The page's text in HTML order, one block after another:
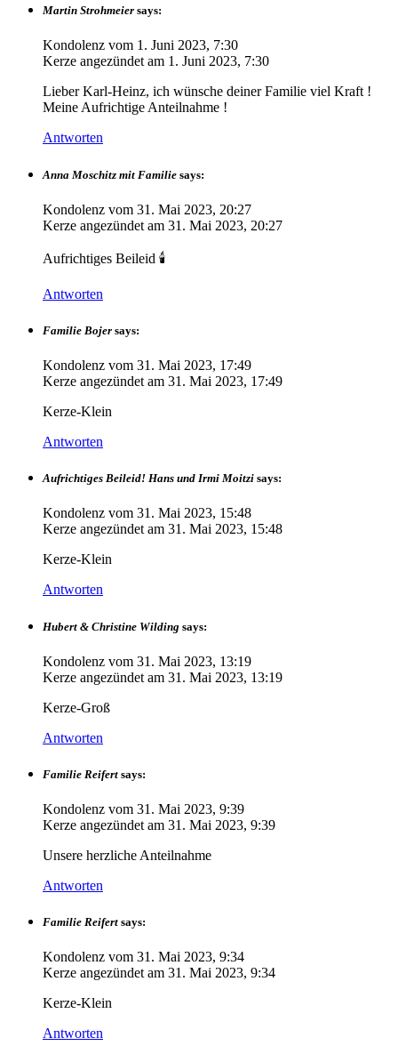
Martin Strohmeier says:
Kondolenz vom 1. Juni 2023, 7:30
Kerze angezündet am 1. Juni 2023, 7:30
Lieber Karl-Heinz, ich wünsche deiner Familie viel Kraft !
Meine Aufrichtige Anteilnahme !
Antworten
Anna Moschitz mit Familie says:
Kondolenz vom 31. Mai 2023, 20:27
Kerze angezündet am 31. Mai 2023, 20:27
Aufrichtiges Beileid 🕯
Antworten
Familie Bojer says:
Kondolenz vom 31. Mai 2023, 17:49
Kerze angezündet am 31. Mai 2023, 17:49
Kerze-Klein
Antworten
Aufrichtiges Beileid! Hans und Irmi Moitzi says:
Kondolenz vom 31. Mai 2023, 15:48
Kerze angezündet am 31. Mai 2023, 15:48
Kerze-Klein
Antworten
Hubert & Christine Wilding says:
Kondolenz vom 31. Mai 2023, 13:19
Kerze angezündet am 31. Mai 2023, 13:19
Kerze-Groß
Antworten
Familie Reifert says:
Kondolenz vom 31. Mai 2023, 9:39
Kerze angezündet am 31. Mai 2023, 9:39
Unsere herzliche Anteilnahme
Antworten
Familie Reifert says:
Kondolenz vom 31. Mai 2023, 9:34
Kerze angezündet am 31. Mai 2023, 9:34
Kerze-Klein
Antworten